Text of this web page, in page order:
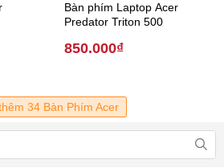
Bàn phím Laptop Acer
Predator Triton 500
850.000₫
34 Bàn Phím Acer